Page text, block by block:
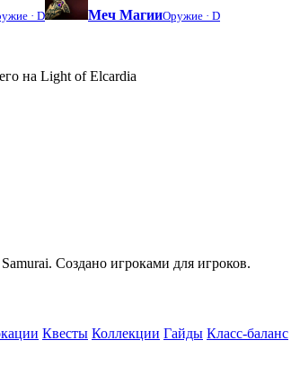
· D Меч МагииОружие · D
на Light of Elcardia
Создано игроками для игроков.
Квесты Коллекции Гайды Класс-баланс